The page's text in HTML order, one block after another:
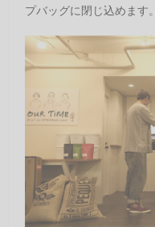
プバッグに閉じ込めます。